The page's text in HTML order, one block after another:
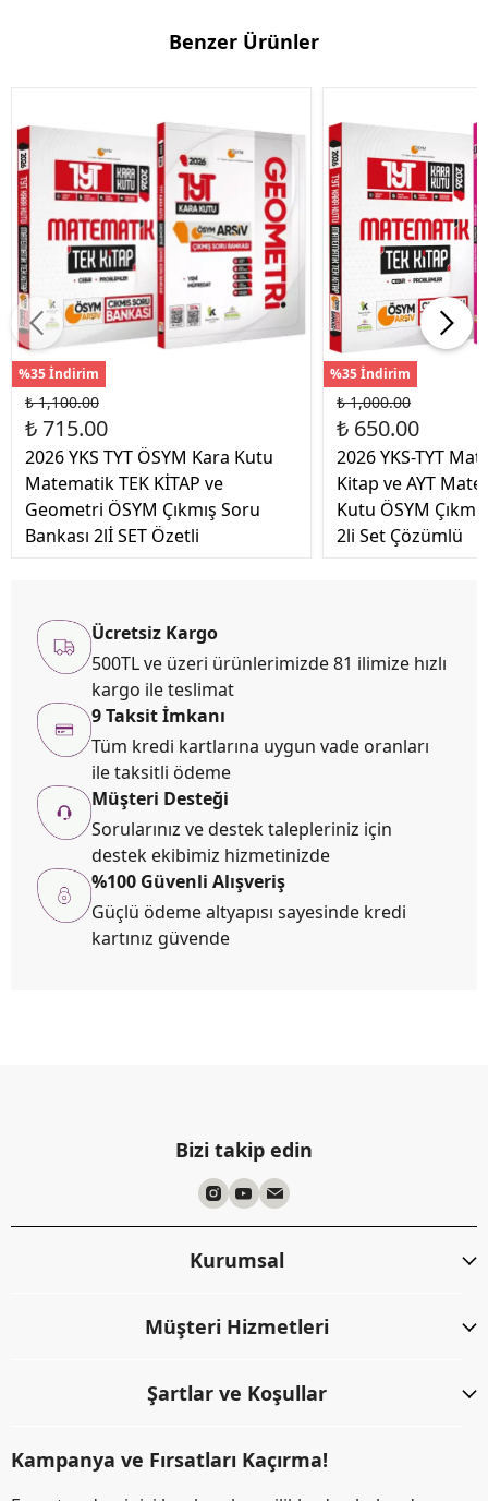
Benzer Ürünler
%35 İndirim
₺ 1,100.00
₺ 715.00
2026 YKS TYT ÖSYM Kara Kutu
Matematik TEK KİTAP ve
Geometri ÖSYM Çıkmış Soru
Bankası 2lİ SET Özetli
%35 İndirim
₺ 1,000.00
₺ 650.00
2026 YKS-TYT
Kitap ve AYT
Kutu ÖSYM
2li Set Çözümlü
Ücretsiz Kargo
500TL ve üzeri ürünlerimizde 81 ilimize hızlı
kargo ile teslimat
9 Taksit İmkanı
Tüm kredi kartlarına uygun vade oranları
ile taksitli ödeme
Müşteri Desteği
Sorularınız ve destek talepleriniz için
destek ekibimiz hizmetinizde
%100 Güvenli Alışveriş
Güçlü ödeme altyapısı sayesinde kredi
kartınız güvende
Bizi takip edin
Kurumsal
Müşteri Hizmetleri
Şartlar ve Koşullar
Kampanya ve Fırsatları Kaçırma!